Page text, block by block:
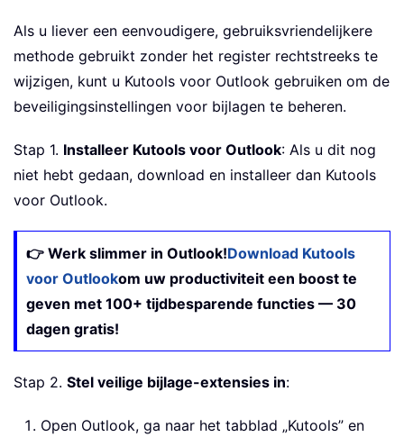
Als u liever een eenvoudigere, gebruiksvriendelijkere
methode gebruikt zonder het register rechtstreeks te
wijzigen, kunt u Kutools voor Outlook gebruiken om de
beveiligingsinstellingen voor bijlagen te beheren.
Stap 1. Installeer Kutools voor Outlook: Als u dit nog
niet hebt gedaan, download en installeer dan Kutools
voor Outlook.
👉 Werk slimmer in Outlook!Download Kutools
voor Outlookom uw productiviteit een boost te
geven met 100+ tijdbesparende functies — 30
dagen gratis!
Stap 2. Stel veilige bijlage-extensies in:
Open Outlook, ga naar het tabblad „Kutools” en